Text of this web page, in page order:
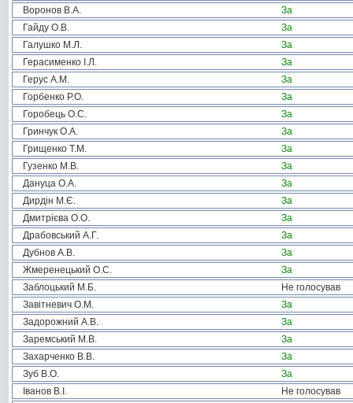
Воронов В.А.
За
Гайду О.В.
За
Галушко М.Л.
За
Герасименко І.Л.
За
Герус А.М.
За
Горбенко Р.О.
За
Горобець О.С.
За
Гринчук О.А.
За
Грищенко Т.М.
За
Гузенко М.В.
За
Дануца О.А.
За
Дирдін М.Є.
За
Дмитрієва О.О.
За
Драбовський А.Г.
За
Дубнов А.В.
За
Жмеренецький О.С.
За
Заблоцький М.Б.
Не голосував
Завітневич О.М.
За
Задорожний А.В.
За
Заремський М.В.
За
Захарченко В.В.
За
Зуб В.О.
За
Іванов В.І.
Не голосував